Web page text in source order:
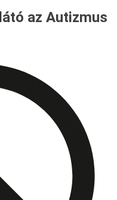
az Autizmus